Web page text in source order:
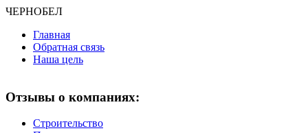
ЧЕРНОБЕЛ
Главная
Обратная связь
Наша цель
Отзывы о компаниях:
Строительство